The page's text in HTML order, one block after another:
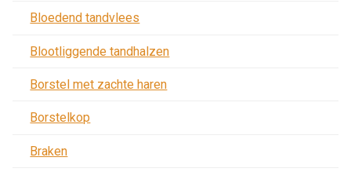
Bloedend tandvlees
Blootliggende tandhalzen
Borstel met zachte haren
Borstelkop
Braken